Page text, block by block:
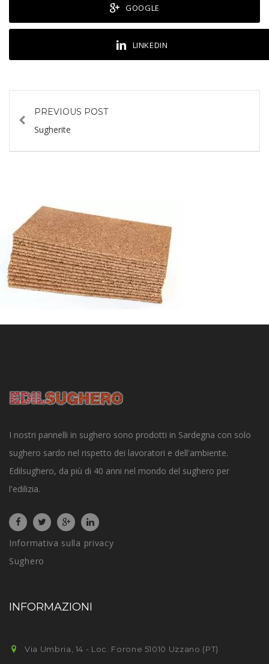
GOOGLE
LINKEDIN
PREVIOUS POST
Sugherite
I nostri pannelli in sughero sono prodotti in Sardegna con solo
sughero sardo nel rispetto dei lavoratori e dell'ambiente.
Edilsughero, da più di 40 anni nel mondo del sughero per
l'edilizia.
Informativa sulla privacy
Sughero
INFORMAZIONI
Via Umbria, 14 - Loc. Forone 51010 Uzzano (PT)